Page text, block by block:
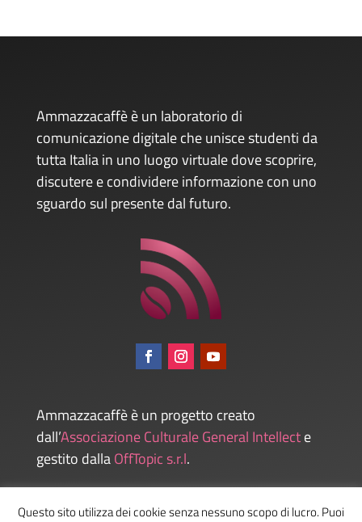
Ammazzacaffè è un laboratorio di
comunicazione digitale che unisce studenti da
tutta Italia in uno luogo virtuale dove scoprire,
discutere e condividere informazione con uno
sguardo sul presente dal futuro.
Ammazzacaffè è un progetto creato
dall’Associazione Culturale General Intellecte
gestito dallaOffTopic s.r.l.
Questo sito utilizza dei cookie senza nessuno scopo di lucro. Puoi